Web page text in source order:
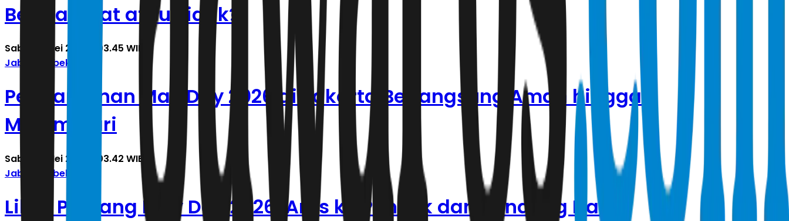
Bermanfaat atau Tidak?
Sabtu, 2 Mei 2026 | 03.45 WIB
Jabodetabek
Pengamanan May Day 2026 di Jakarta Berlangsung Aman hingga
Malam Hari
Sabtu, 2 Mei 2026 | 03.42 WIB
Jabodetabek
Libur Panjang May Day 2026: Arus ke Puncak dan Bandung Naik,